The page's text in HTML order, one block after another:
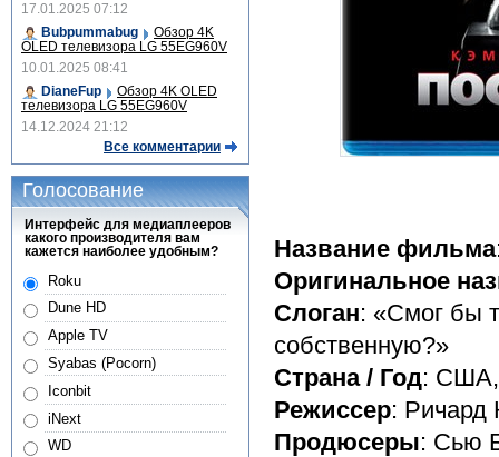
Название фильма
Оригинальное
Слоган: «Смог бы
собственную?»
Страна / Год: США,
Режиссер: Ричард
Продюсеры: Сью
17.01.2025 07:12
Bubpummabug
Обзор 4K
OLED телевизора LG 55EG960V
10.01.2025 08:41
DianeFup
Обзор 4K OLED
телевизора LG 55EG960V
14.12.2024 21:12
Все комментарии
Голосование
Интерфейс для медиаплееров
какого производителя вам
кажется наиболее удобным?
Roku
Dune HD
Apple TV
Syabas (Pocorn)
Iconbit
iNext
WD